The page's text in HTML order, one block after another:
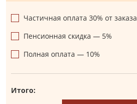
Частичная оплата 30% от заказа
Пенсионная скидка — 5%
Полная оплата — 10%
Итого: